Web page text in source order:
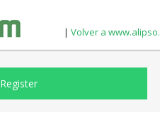
| Volver a
Register